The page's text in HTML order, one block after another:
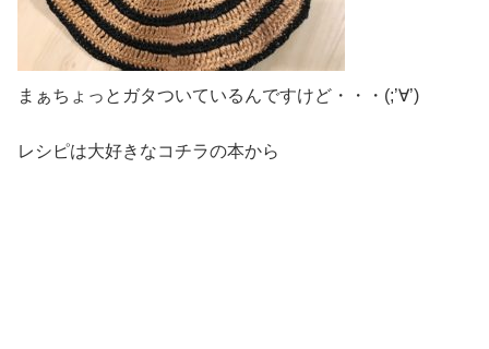
まぁちょっとガタついているんですけど・・・(;’∀’)
レシピは大好きなコチラの本から